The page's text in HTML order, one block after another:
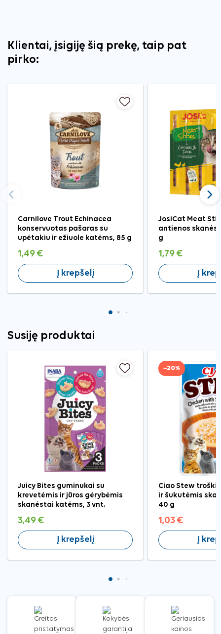
Klientai, įsigiję šią prekę, taip pat
pirko:
Carnilove Trout Echinacea
konservuotas pašaras su
upėtakiu ir ežiuole katėms, 85 g
1,49 €
Į krepšelį
JosiCat Meat
antienos
g
1,79 €
Į
Ankstesnis
Susiję produktai
Juicy Bites guminukai su
krevetėmis ir jūros gėrybėmis
skanėstai katėms, 3 vnt.
3,49 €
Į krepšelį
−20%
Ciao Stew
ir šukutėmis
40 g
1,03 €
Į